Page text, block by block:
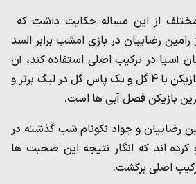
از این مساله حکایت داشت که
رامین رضاییان در بازی امشب برابر السد
آسیا در ترکیب اصلی استفاده کند، آن
هم در شرایطی که این بازیکن با 4 گل و یک پاس گل در لیگ برتر و
بازیکن فصل آبی ها است.
رضاییان و جواد نکونام شب گذشته در
کرده اند که انگار نتیجه این صحبت ها
اصلی برگشت.